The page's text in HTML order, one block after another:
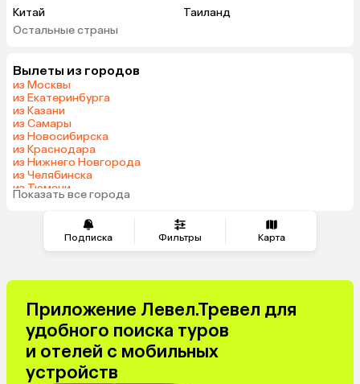
Подписка Фильтры Карта
Китай
Таиланд
Вьетнам
Грузия
Армения
Казахстан
Узбекистан
Сербия
Кипр
Иордания
Саудовская Аравия
Таджикистан
Венгрия
Болгария
Остальные страны
Вылеты из городов
из Москвы
из Екатеринбурга
из Казани
из Самары
из Новосибирска
из Краснодара
из Нижнего Новгорода
из Челябинска
из Тюмени
из Минеральных Вод
Показать все города
Приложение Левел.Тревел для
удобного поиска туров
и отелей с мобильных
устройств